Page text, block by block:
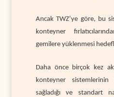
Ancak TWZ’ye göre, bu
konteyner
gemilere yüklenmesi
Daha önce birçok kez
konteyner sistemlerinin
sağladığı ve standart